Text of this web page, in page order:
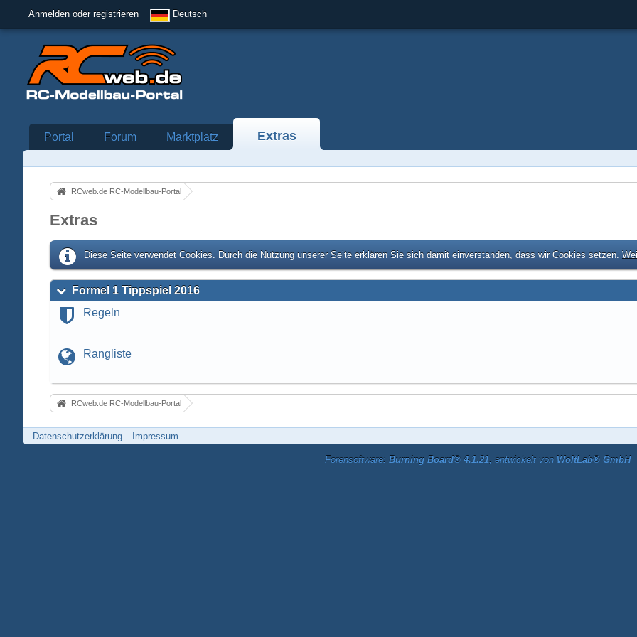
Anmelden oder registrieren Deutsch
Portal Forum Marktplatz Extras
RCweb.de RC-Modellbau-Portal
Extras
Diese Seite verwendet Cookies. Durch die Nutzung unserer Seite erklären Sie sich damit einverstanden, dass wir Cookies setzen.
Formel 1 Tippspiel 2016
Regeln
Rangliste
RCweb.de RC-Modellbau-Portal
Datenschutzerklärung Impressum
Forensoftware: Burning Board® 4.1.21, entwickelt von WoltLab® GmbH